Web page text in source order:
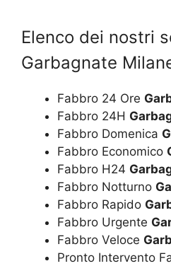
Elenco dei nostri
Garbagnate
Fabbro 24 Ore
Fabbro 24H
Fabbro Domenica
Fabbro Economico
Fabbro H24
Fabbro Notturno
Fabbro Rapido
Fabbro Urgente
Fabbro Veloce
Pronto Intervento